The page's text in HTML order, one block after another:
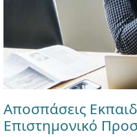
Αποσπάσεις
Επιστημονικό